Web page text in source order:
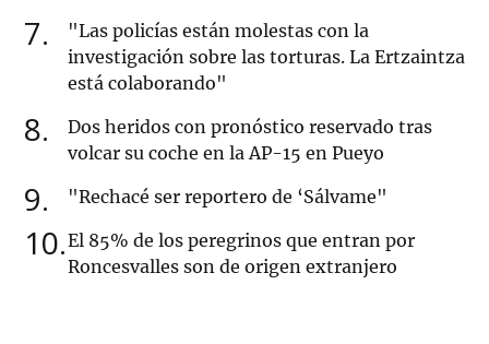
7
"Las policías están molestas con la
investigación sobre las torturas. La Ertzaintza
está colaborando"
8
Dos heridos con pronóstico reservado tras
volcar su coche en la AP-15 en Pueyo
9 "Rechacé ser reportero de ‘Sálvame"
10 El 85% de los peregrinos que entran por
Roncesvalles son de origen extranjero